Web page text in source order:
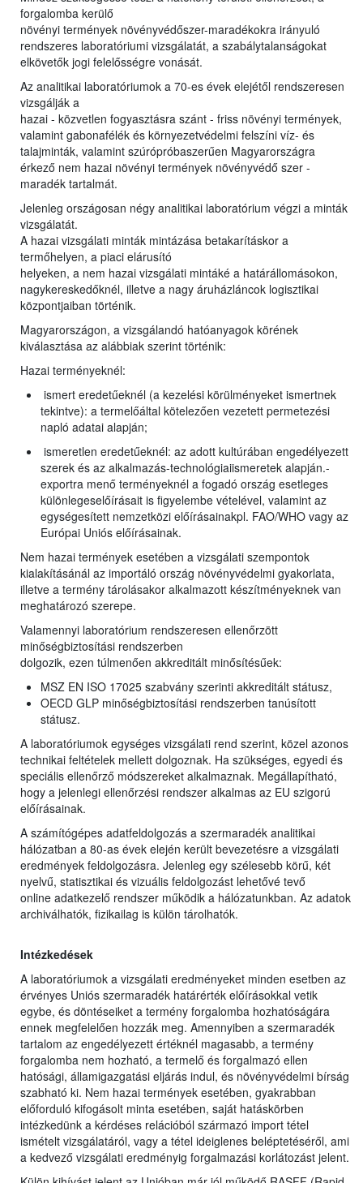
forgalomba kerülő
növényi termények növényvédőszer-maradékokra irányuló
rendszeres laboratóriumi vizsgálatát, a szabálytalanságokat
elkövetők jogi felelősségre vonását.
Az analitikai laboratóriumok a 70-es évek elejétől rendszeresen
vizsgálják a
hazai - közvetlen fogyasztásra szánt - friss növényi termények,
valamint gabonafélék és környezetvédelmi felszíni víz- és
talajminták, valamint szúrópróbaszerűen Magyarországra
érkező nem hazai növényi termények növényvédő szer -
maradék tartalmát.
Jelenleg országosan négy analitikai laboratórium végzi a minták
vizsgálatát.
A hazai vizsgálati minták mintázása betakarításkor a
termőhelyen, a piaci elárusító
helyeken, a nem hazai vizsgálati mintáké a határállomásokon,
nagykereskedőknél, illetve a nagy áruházláncok logisztikai
központjaiban történik.
Magyarországon, a vizsgálandó hatóanyagok körének
kiválasztása az alábbiak szerint történik:
Hazai terményeknél:
ismert eredetűeknél (a kezelési körülményeket ismertnek
tekintve): a termelőáltal kötelezően vezetett permetezési
napló adatai alapján;
ismeretlen eredetűeknél: az adott kultúrában engedélyezett
szerek és az alkalmazás-technológiaiismeretek alapján.-
exportra menő terményeknél a fogadó ország esetleges
különlegeselőírásait is figyelembe vételével, valamint az
egységesített nemzetközi előírásainakpl. FAO/WHO vagy az
Európai Uniós előírásainak.
Nem hazai termények esetében a vizsgálati szempontok
kialakításánál az importáló ország növényvédelmi gyakorlata,
illetve a termény tárolásakor alkalmazott készítményeknek van
meghatározó szerepe.
Valamennyi laboratórium rendszeresen ellenőrzött
minőségbiztosítási rendszerben
dolgozik, ezen túlmenően akkreditált minősítésűek:
MSZ EN ISO 17025 szabvány szerinti akkreditált státusz,
OECD GLP minőségbiztosítási rendszerben tanúsított
státusz.
A laboratóriumok egységes vizsgálati rend szerint, közel azonos
technikai feltételek mellett dolgoznak. Ha szükséges, egyedi és
speciális ellenőrző módszereket alkalmaznak. Megállapítható,
hogy a jelenlegi ellenőrzési rendszer alkalmas az EU szigorú
előírásainak.
A számítógépes adatfeldolgozás a szermaradék analitikai
hálózatban a 80-as évek elején került bevezetésre a vizsgálati
eredmények feldolgozásra. Jelenleg egy szélesebb körű, két
nyelvű, statisztikai és vizuális feldolgozást lehetővé tevő
online adatkezelő rendszer működik a hálózatunkban. Az adatok
archiválhatók, fizikailag is külön tárolhatók.
Intézkedések
A laboratóriumok a vizsgálati eredményeket minden esetben az
érvényes Uniós szermaradék határérték előírásokkal vetik
egybe, és döntéseiket a termény forgalomba hozhatóságára
ennek megfelelően hozzák meg. Amennyiben a szermaradék
tartalom az engedélyezett értéknél magasabb, a termény
forgalomba nem hozható, a termelő és forgalmazó ellen
hatósági, államigazgatási eljárás indul, és növényvédelmi bírság
szabható ki. Nem hazai termények esetében, gyakrabban
előforduló kifogásolt minta esetében, saját hatáskörben
intézkedünk a kérdéses relációból származó import tétel
ismételt vizsgálatáról, vagy a tétel ideiglenes beléptetéséről, ami
a kedvező vizsgálati eredményig forgalmazási korlátozást jelent.